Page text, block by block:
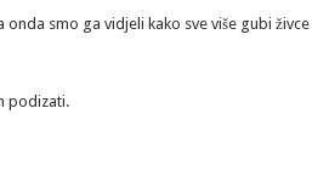
smo ga vidjeli kako sve više gubi
podizati.